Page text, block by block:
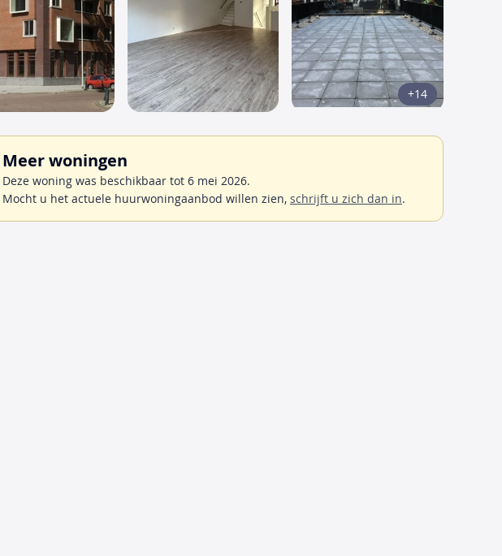
+14
Meer woningen
Deze woning was beschikbaar tot 6 mei 2026.
Mocht u het actuele huurwoningaanbod willen zien, schrijft u zich dan in.